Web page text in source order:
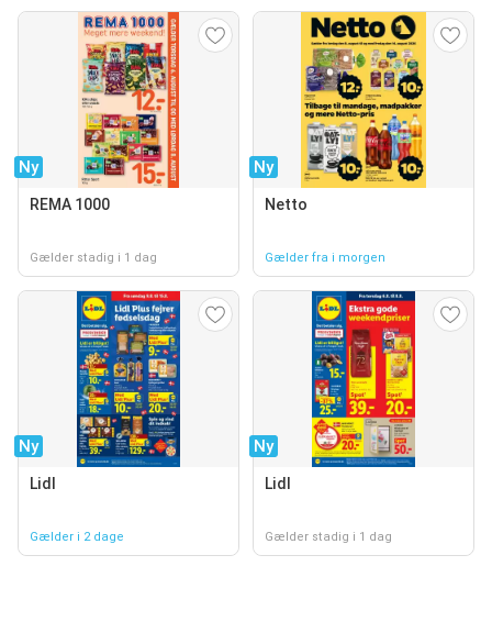
Ny
REMA 1000
Gælder stadig i 1 dag
Ny
Netto
Gælder fra i morgen
Ny
Lidl
Gælder i 2 dage
Ny
Lidl
Gælder stadig i 1 dag